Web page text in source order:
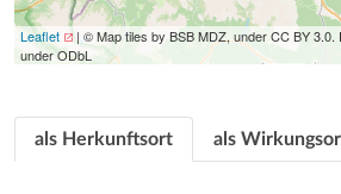
Leaflet
| © Map tiles by BSB MDZ, under CC BY 3.0.
under ODbL
als Herkunftsort als